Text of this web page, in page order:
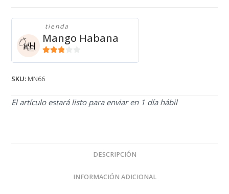
tienda
Mango Habana
SKU:MN66
El artículo estará listo para enviar en 1 día hábil
DESCRIPCIÓN
INFORMACIÓN ADICIONAL